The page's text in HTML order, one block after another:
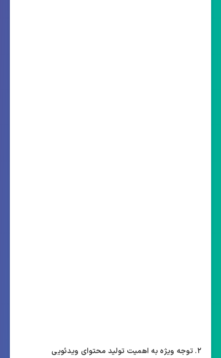
۲. توجه ویژه به اهمیت تولید محتوای ویدئویی